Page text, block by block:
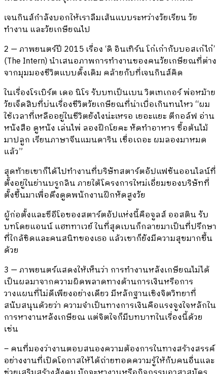
เจนกินส์กำลังบอกให้เราลืมเส้นแบบระหว่างวัยเรียน วัย
ทำงาน และวัยเกษียณไป
2 — ภาพยนตร์ปี 2015 เรื่อง ‘ดิ อินเทิร์น โก๋เก๋ากับบอสเก๋ไก๋’
(The Intern) นำเสนอภาพการทำงานของคนวัยเกษียณที่ต่าง
จากมุมมองชีวิตแบบดั้งเดิม คล้ายกับที่เจนกินส์คิด
ในเรื่องโรเบิร์ต เดอ นิโร รับบทเป็นเบน วิตเทเกอร์ พ่อหม้าย
วัยเจ็ดสิบที่บ่นเรื่องชีวิตวัยเกษียณที่น่าเบื่อเกินทนไหว “ผม
ใช้เวลาที่เหลืออยู่ในชีวิตยังไงน่ะเหรอ เยอะแยะ ตีกอล์ฟ อ่าน
หนังสือ ดูหนัง เล่นไพ่ ลองฝึกโยคะ หัดทำอาหาร ซื้อต้นไม้
มาปลูก เรียนภาษาจีนแมนดาริน เชื่อเถอะ ผมลองมาหมด
แล้ว”
สุดท้ายเขาก็ได้ไปทำงานที่บริษัทสตาร์ตอัปแฟชันออนไลน์ที่
ตั้งอยู่ในย่านบรูกลิน ภายใต้โครงการใหม่เอี่ยมของบริษัทที่
ตั้งขึ้นมาเพื่อดึงดูดพนักงานฝึกหัดสูงวัย
ผู้ก่อตั้งและซีอีโอของสตาร์ตอัปแห่งนี้คือจูลส์ ออสติน รับ
บทโดยแอนน์ แฮททาเวย์ ในที่สุดเบนก็กลายมาเป็นที่ปรึกษา
ที่ใกล้ชิดและคนสนิทของเธอ แล้วเขาก็ยังมีความสุขมากขึ้น
ด้วย
3 — ภาพยนตร์แสดงให้เห็นว่า การทำงานหลังเกษียณไม่ได้
เป็นผลมาจากความผิดพลาดทางด้านการเงินหรือการ
วางแผนที่ไม่ดีเพียงอย่างเดียว มีหลักฐานเชิงจิตวิทยาที่
สนับสนุนด้วยว่า ความจำเป็นทางการเงินคือแรงจูงใจหลักใน
การหางานหลังเกษียณ แต่จิตใจก็มีบทบาทในเรื่องนี้ด้วย
เช่น
– คนที่มองว่างานตอบสนองความต้องการในทางสร้างสรรค์
อย่างงานที่เปิดโอกาสให้ได้ถ่ายทอดความรู้ให้กับคนอื่นและ